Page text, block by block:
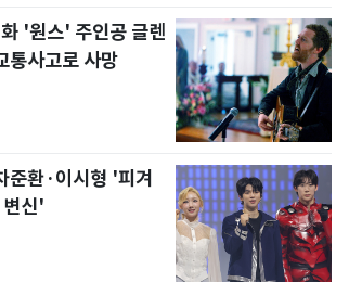
'원스' 주인공 글렌
통사고로 사망
준환·이시형 '피겨
변신'